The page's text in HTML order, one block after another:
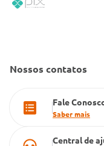
Convênio Conlife
Cartão Grupo Conde
Nossos contatos
Fale
Saber mais
Central de